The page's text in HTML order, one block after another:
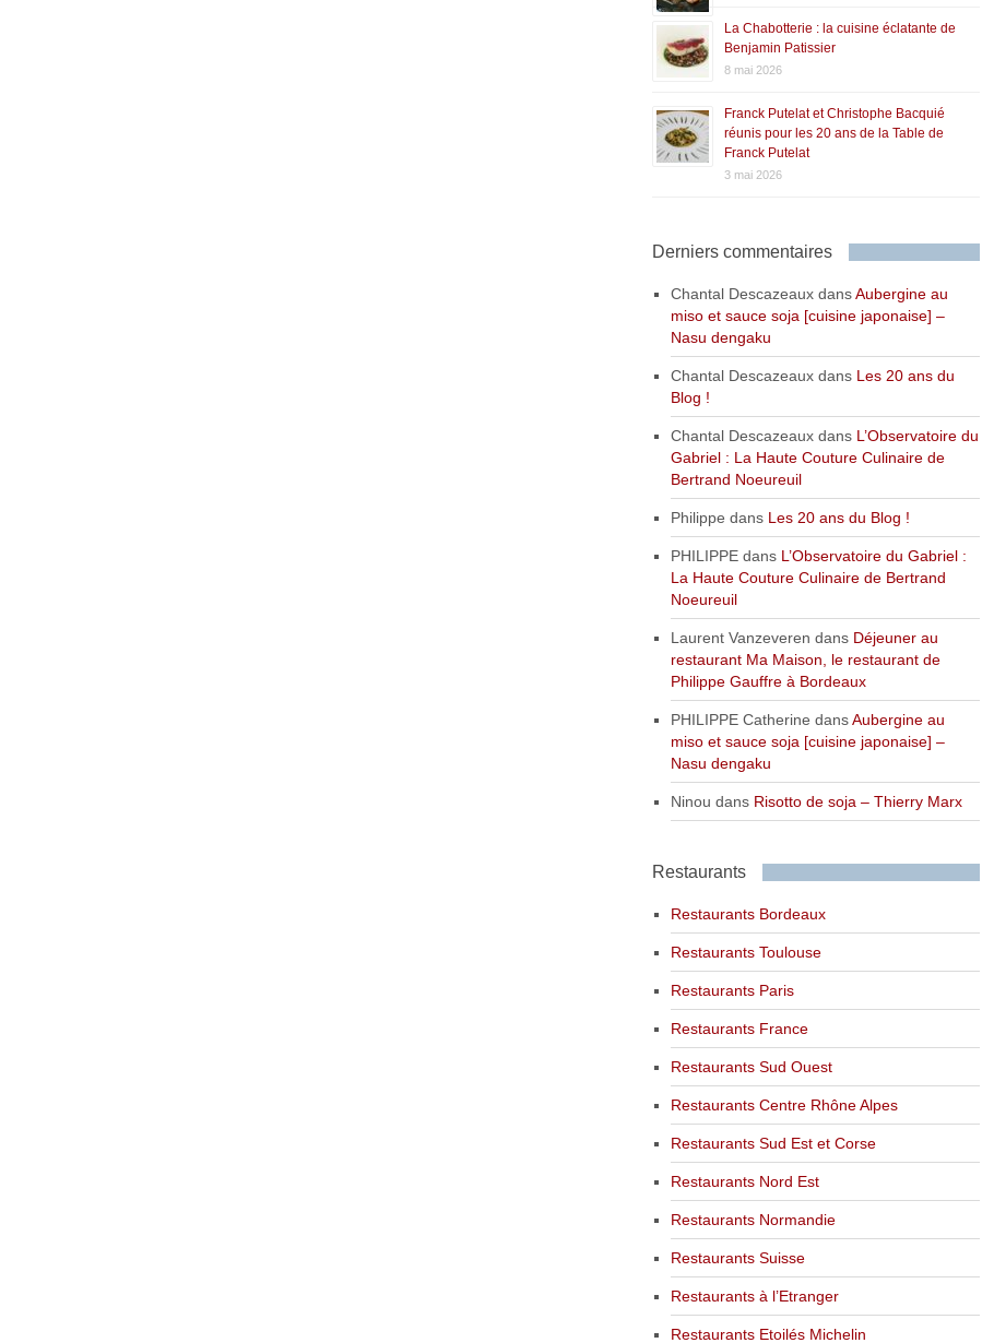
La Chabotterie : la cuisine éclatante de
Benjamin Patissier
8 mai 2026
Franck Putelat et Christophe Bacquié
réunis pour les 20 ans de la Table de
Franck Putelat
3 mai 2026
Derniers commentaires
Chantal DescazeauxdansAubergine au
miso et sauce soja [cuisine japonaise] –
Nasu dengaku
Chantal Descazeauxdans Les 20 ans du
Blog !
Chantal Descazeauxdans L’Observatoire du
Gabriel : La Haute Couture Culinaire de
Bertrand Noeureuil
Philippe dans Les 20 ans du Blog !
PHILIPPEdans L’Observatoire du Gabriel :
La Haute Couture Culinaire de Bertrand
Noeureuil
Laurent Vanzeveren dans Déjeuner au
restaurant Ma Maison, le restaurant de
Philippe Gauffre à Bordeaux
PHILIPPE Catherine dansAubergine au
miso et sauce soja [cuisine japonaise] –
Nasu dengaku
Ninou dans Risotto de soja – Thierry Marx
Restaurants
Restaurants Bordeaux
Restaurants Toulouse
Restaurants Paris
Restaurants France
Restaurants Sud Ouest
Restaurants Centre Rhône Alpes
Restaurants Sud Est et Corse
Restaurants Nord Est
Restaurants Normandie
Restaurants Suisse
Restaurants à l’Etranger
Restaurants Etoilés Michelin